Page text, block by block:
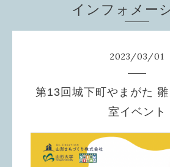
インフォメー
2023/03/01
第13回城下町やまがた
室イベント